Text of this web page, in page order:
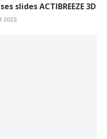
slides ACTIBREEZE 3D
2022